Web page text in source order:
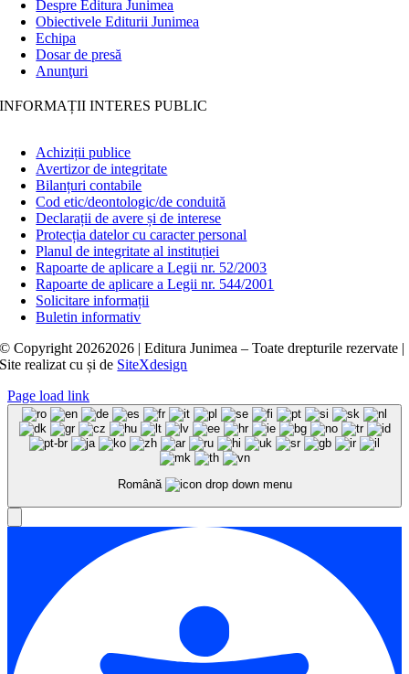
Despre Editura Junimea
Obiectivele Editurii Junimea
Echipa
Dosar de presă
Anunţuri
INFORMAȚII INTERES PUBLIC
Achiziții publice
Avertizor de integritate
Bilanțuri contabile
Cod etic/deontologic/de conduită
Declarații de avere și de interese
Protecția datelor cu caracter personal
Planul de integritate al instituției
Rapoarte de aplicare a Legii nr. 52/2003
Rapoarte de aplicare a Legii nr. 544/2001
Solicitare informații
Buletin informativ
© Copyright 20262026 | Editura Junimea – Toate drepturile rezervate |
Site realizat cușide SiteXdesign
Page load link
Română